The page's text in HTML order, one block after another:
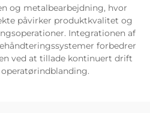
og metalbearbejdning, hvor
påvirker produktkvalitet og
Integrationen af
forbedrer
ved at tillade kontinuert drift